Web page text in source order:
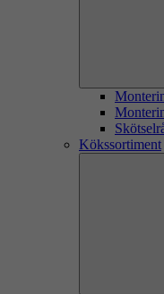
Kökssortiment